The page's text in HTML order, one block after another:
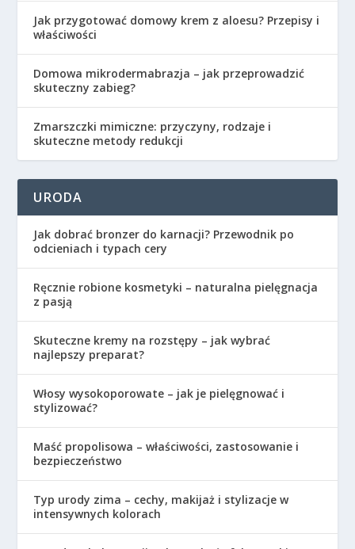
Jak przygotować domowy krem z aloesu? Przepisy i
właściwości
Domowa mikrodermabrazja – jak przeprowadzić
skuteczny zabieg?
Zmarszczki mimiczne: przyczyny, rodzaje i
skuteczne metody redukcji
URODA
Jak dobrać bronzer do karnacji? Przewodnik po
odcieniach i typach cery
Ręcznie robione kosmetyki – naturalna pielęgnacja
z pasją
Skuteczne kremy na rozstępy – jak wybrać
najlepszy preparat?
Włosy wysokoporowate – jak je pielęgnować i
stylizować?
Maść propolisowa – właściwości, zastosowanie i
bezpieczeństwo
Typ urody zima – cechy, makijaż i stylizacje w
intensywnych kolorach